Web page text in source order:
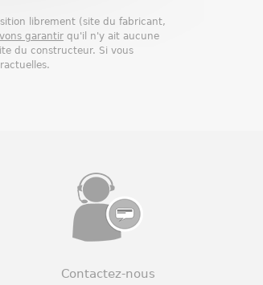
librement (site du fabricant,
garantir qu'il n'y ait aucune
du constructeur. Si vous
Contactez-nous